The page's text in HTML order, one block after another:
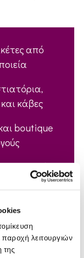
λειτουργιών
της
από
κάβες
boutique
αποστολών
κρασιών
αγοράς